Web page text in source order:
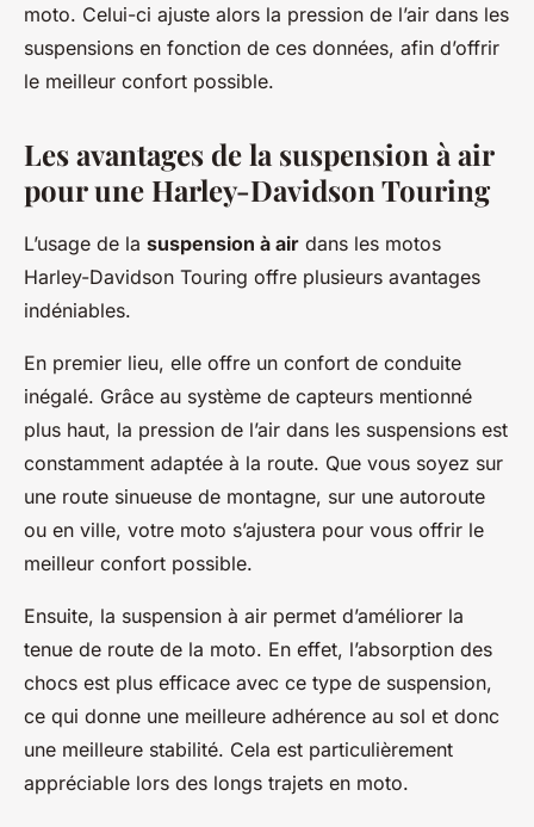
moto. Celui-ci ajuste alors la pression de l’air dans les
suspensions en fonction de ces données, afin d’offrir
le meilleur confort possible.
Les avantages de la suspension à air
pour une Harley-Davidson Touring
L’usage de la suspension à air dans les motos
Harley-Davidson Touring offre plusieurs avantages
indéniables.
En premier lieu, elle offre un confort de conduite
inégalé. Grâce au système de capteurs mentionné
plus haut, la pression de l’air dans les suspensions est
constamment adaptée à la route. Que vous soyez sur
une route sinueuse de montagne, sur une autoroute
ou en ville, votre moto s’ajustera pour vous offrir le
meilleur confort possible.
Ensuite, la suspension à air permet d’améliorer la
tenue de route de la moto. En effet, l’absorption des
chocs est plus efficace avec ce type de suspension,
ce qui donne une meilleure adhérence au sol et donc
une meilleure stabilité. Cela est particulièrement
appréciable lors des longs trajets en moto.